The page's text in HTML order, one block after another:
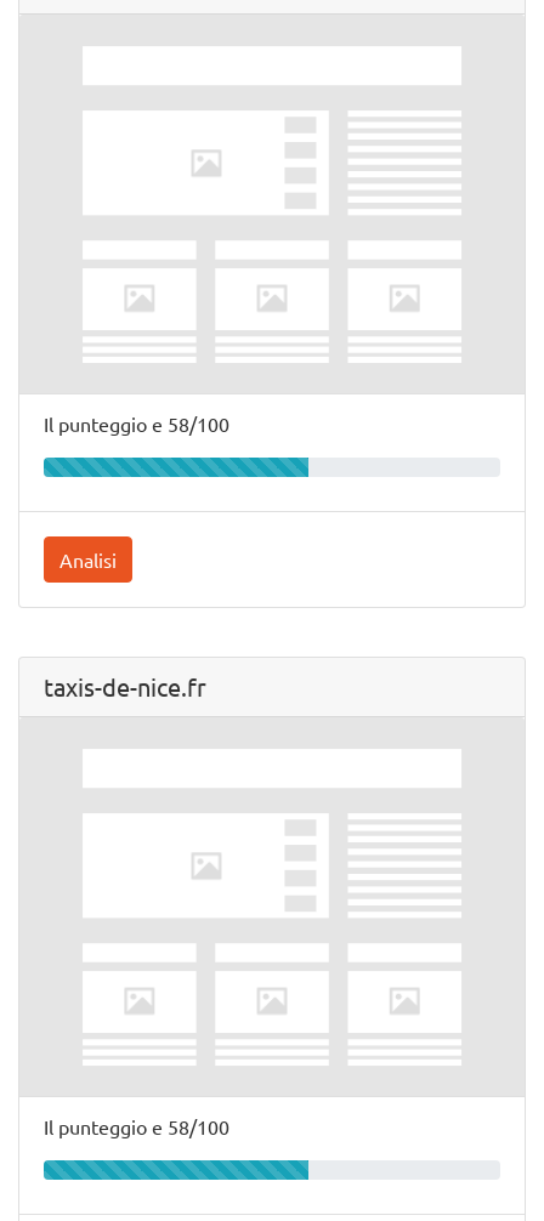
Il punteggio e 58/100
Analisi
taxis-de-nice.fr
Il punteggio e 58/100